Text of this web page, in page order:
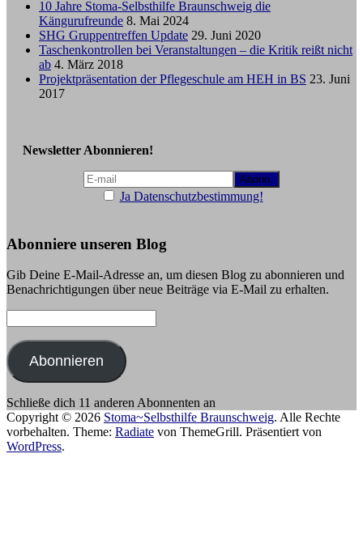
10 Jahre Stoma-Selbsthilfe Braunschweig die
Kängurufreunde 8. Mai 2024
SHG Gruppentreffen Update 29. Juni 2020
Taschenkontrollen bei Veranstaltungen – die Kritik reißt nicht
ab 4. März 2018
Projektpräsentation der Pflegeschule am HEH in BS 23. Juni
2017
Newsletter Abonnieren!
Ja Datenschutzbestimmung!
Abonniere unseren Blog
Gib Deine E-Mail-Adresse an, um diesen Blog zu abonnieren und
Benachrichtigungen über neue Beiträge via E-Mail zu erhalten.
Mail-
Adresse:
Abonnieren
Schließe dich 11 anderen Abonnenten an
Copyright © 2026 Stoma~Selbsthilfe Braunschweig. Alle Rechte
vorbehalten. Theme: Radiate von ThemeGrill. Präsentiert von
WordPress.